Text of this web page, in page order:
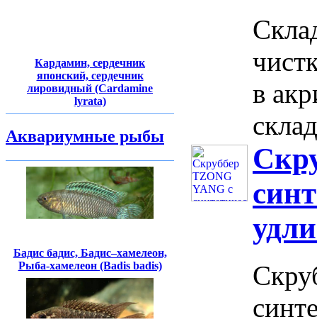
Кардамин, сердечник
японский, сердечник
лировидный (Cardamine
lyrata)
Аквариумные рыбы
Бадис бадис, Бадис–хамелеон,
Рыба-хамелеон (Badis badis)
в